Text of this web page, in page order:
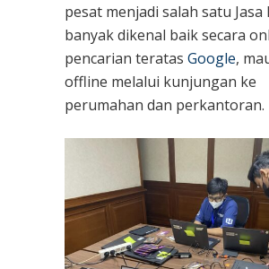
pesat menjadi salah satu Jasa
banyak dikenal baik secara
pencarian teratas Google,
offline melalui kunjungan ke
perumahan dan perkantoran.